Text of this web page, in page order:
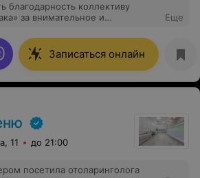
благодарность коллективу
за внимательное и
центр на различные процедуры.
обстановке встречает очень
Оксана. Оксана всегда
выслушает, даст
а также предложит
Виктории Викторовне за её
и профессиональное
оборудовании.
к профессионалам.
Еще
Записаться онлайн
11 до 21:00
посетила отоларинголога